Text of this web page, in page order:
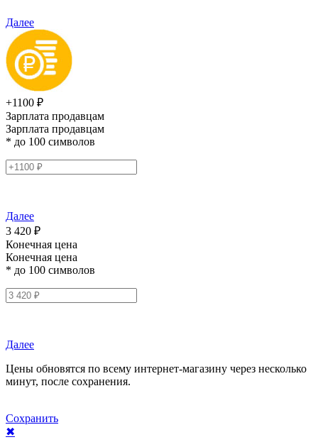
Далее
+1100 ₽
Зарплата продавцам
Зарплата продавцам
* до 100 символов
Далее
3 420 ₽
Конечная цена
Конечная цена
* до 100 символов
Далее
Цены обновятся по всему интернет-магазину через несколько
минут, после сохранения.
Сохранить
✖